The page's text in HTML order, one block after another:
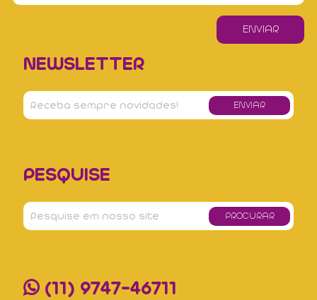
NEWSLETTER
PESQUISE
(11) 9747-46711